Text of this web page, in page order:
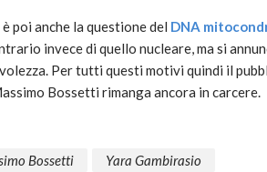
poi anche la questione del DNA
invece di quello nucleare, ma si
Per tutti questi motivi quindi il
Bossetti rimanga ancora in carcere.
Bossetti Yara Gambirasio